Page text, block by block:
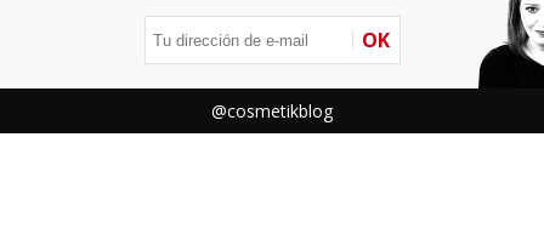
OK
@cosmetikblog